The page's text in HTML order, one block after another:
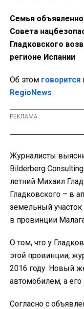
Семья
Совета
Гладковского
регионе Испании
Об этом говорится
RegioNews .
Журналисты
Bilderberg
летний Михаил
Гладковского – в
земельный
в провинции
О том, что у
этой провинции,
2016 году. Новый
автомобилем, а
Согласно с